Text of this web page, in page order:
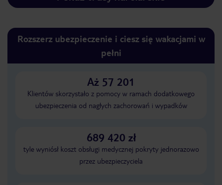
Rozszerz ubezpieczenie i ciesz się wakacjami w
pełni
Aż 57 201
Klientów skorzystało z pomocy w ramach dodatkowego
ubezpieczenia od nagłych zachorowań i wypadków
689 420 zł
tyle wyniósł koszt obsługi medycznej pokryty jednorazowo
przez ubezpieczyciela